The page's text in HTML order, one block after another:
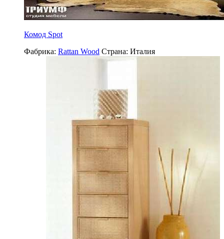
Комод Spot
Фабрика: Rattan Wood Страна: Италия